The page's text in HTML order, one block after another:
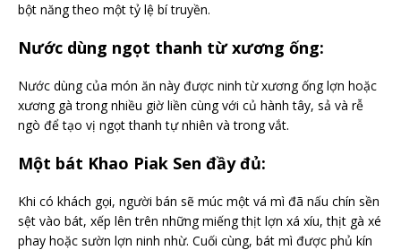
bột năng theo một tỷ lệ bí truyền.
Nước dùng ngọt thanh từ xương ống:
Nước dùng của món ăn này được ninh từ xương ống lợn hoặc
xương gà trong nhiều giờ liền cùng với củ hành tây, sả và rễ
ngò để tạo vị ngọt thanh tự nhiên và trong vắt.
Một bát Khao Piak Sen đầy đủ:
Khi có khách gọi, người bán sẽ múc một vá mì đã nấu chín sền
sệt vào bát, xếp lên trên những miếng thịt lợn xá xíu, thịt gà xé
phay hoặc sườn lợn ninh nhừ. Cuối cùng, bát mì được phủ kín